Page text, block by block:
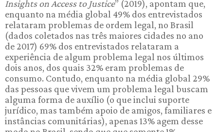
Insights on Access to Justice” (2019), apontam que,
enquanto na média global 49% dos entrevistados
relataram problemas de ordem legal, no Brasil
(dados coletados nas três maiores cidades no ano
de 2017) 69% dos entrevistados relataram a
experiência de algum problema legal nos últimos
dois anos, dos quais 32% eram problemas de
consumo. Contudo, enquanto na média global 29%
das pessoas que vivem um problema legal buscam
alguma forma de auxílio (o que inclui suporte
jurídico, mas também apoio de amigos, familiares e
instâncias comunitárias), apenas 13% agem desse